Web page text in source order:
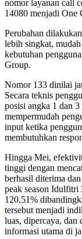
nomor layanan call
14080 menjadi One
Perubahan
lebih singkat,
kebutuhan
Group.
Nomor 133 dinilai
Secara teknis
posisi angka 1 dan 3
mempermudah
input ketika
membutuhkan
Hingga Mei,
tinggi dengan
berhasil diterima
peak season Idulfitri
120,51%
tersebut menjadi
luas, dipercaya, dan
informasi utama di